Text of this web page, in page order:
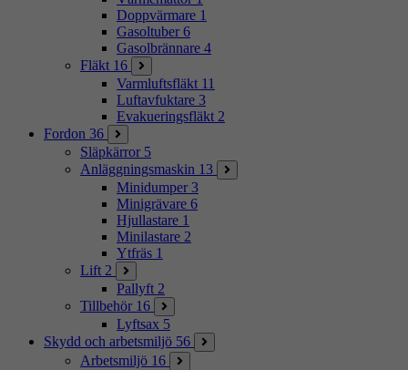
Doppvärmare 1
Gasoltuber 6
Gasolbrännare 4
Fläkt 16
Varmluftsfläkt 11
Luftavfuktare 3
Evakueringsfläkt 2
Fordon 36
Släpkärror 5
Anläggningsmaskin 13
Minidumper 3
Minigrävare 6
Hjullastare 1
Minilastare 2
Ytfräs 1
Lift 2
Pallyft 2
Tillbehör 16
Lyftsax 5
Skydd och arbetsmiljö 56
Arbetsmiljö 16